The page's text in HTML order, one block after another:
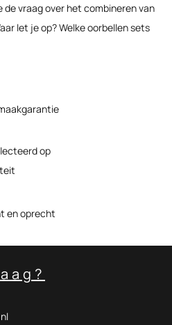
de vraag over het combineren van
let je op? Welke oorbellen sets
op
en oprecht